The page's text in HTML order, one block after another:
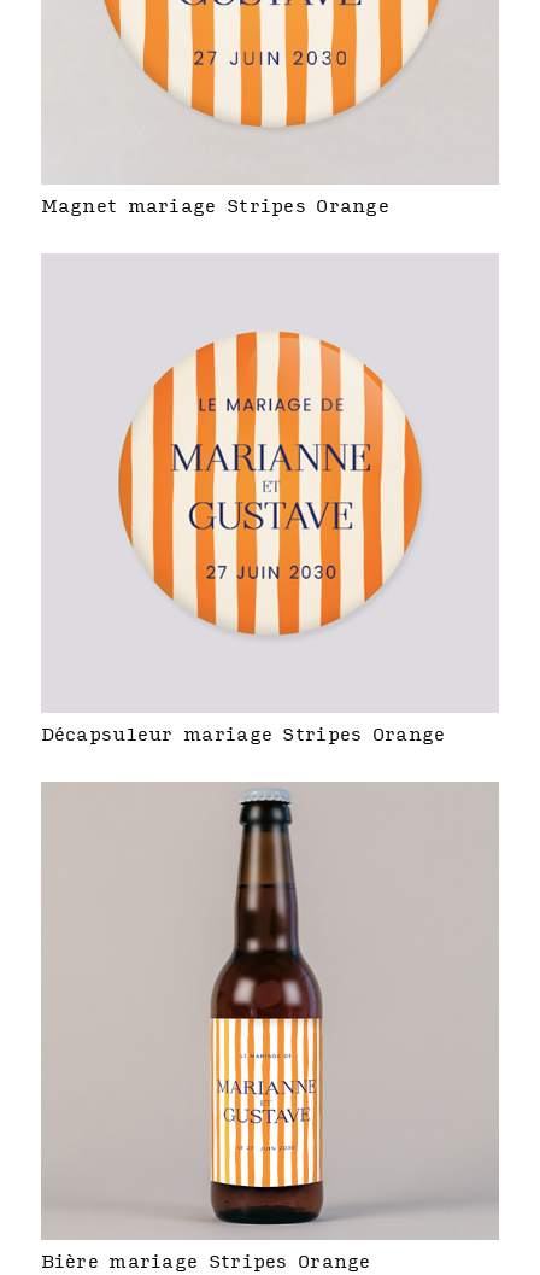
Magnet mariage Stripes Orange
Décapsuleur mariage Stripes Orange
Bière mariage Stripes Orange